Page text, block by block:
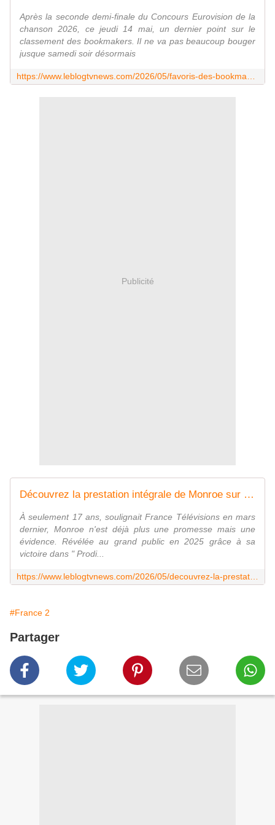
Après la seconde demi-finale du Concours Eurovision de la
chanson 2026, ce jeudi 14 mai, un dernier point sur le
classement des bookmakers. Il ne va pas beaucoup bouger
jusque samedi soir désormais
Publicité
Découvrez la prestation intégrale de Monroe sur la scène du Concours Eurovision avec la chanson Regarde ! - LeBlogTVNews
À seulement 17 ans, soulignait France Télévisions en mars
dernier, Monroe n'est déjà plus une promesse mais une
évidence. Révélée au grand public en 2025 grâce à sa
victoire dans " Prodi...
#France 2
Partager